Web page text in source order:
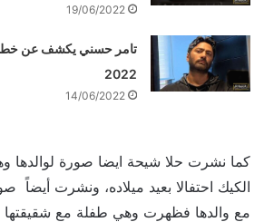
19/06/2022
تامر حسني يكشف عن
2022
14/06/2022
كما نشرت حلا شيحة ايضا صورة لوالدها
الكيك احتفالا بعيد ميلاده، ونشرت أيضاً
مع والدها فظهرت وهي طفلة مع شقيقتها